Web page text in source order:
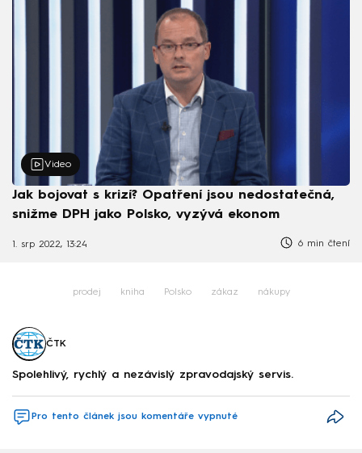
Video
Jak bojovat s krizí? Opatření jsou nedostatečná,
snižme DPH jako Polsko, vyzývá ekonom
1. srp 2022, 13:24 6 min čtení
prodej kniha Polsko zákaz nákupy
ČTK
Spolehlivý, rychlý a nezávislý zpravodajský servis.
Pro tento článek jsou komentáře vypnuté